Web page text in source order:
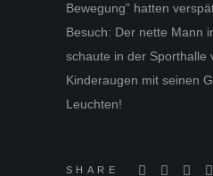
Bewegung” hatten
Besuch: Der nette Mann
schaute in der Sporthalle
Kinderaugen mit seinen
Leuchten!
SHARE